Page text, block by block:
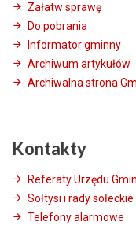
Załatw sprawę
Do pobrania
Informator gminny
Archiwum artykułów
Archiwalna strona
Kontakty
Referaty Urzędu
Sołtysi i rady sołeckie
Telefony alarmowe